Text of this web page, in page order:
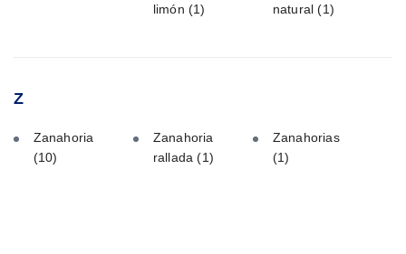
limón (1)
natural(1)
Z
Zanahoria
(10)
Zanahoria
rallada(1)
Zanahorias
(1)